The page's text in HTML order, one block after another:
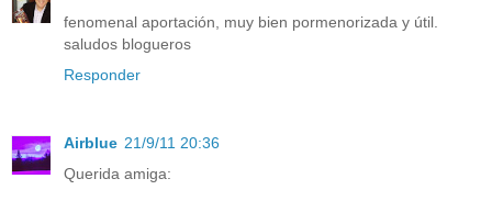
fenomenal aportación, muy bien pormenorizada y útil.
saludos blogueros
Responder
Airblue 21/9/11 20:36
Querida amiga: